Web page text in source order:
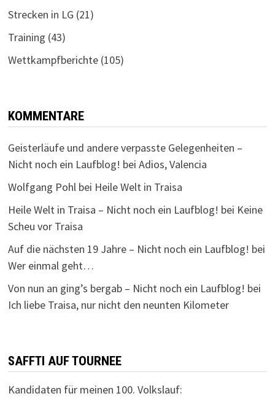
Strecken in LG (21)
Training (43)
Wettkampfberichte(105)
KOMMENTARE
Geisterläufe und andere verpasste Gelegenheiten –
Nicht noch ein Laufblog! bei Adios, Valencia
Wolfgang Pohlbei Heile Welt in Traisa
Heile Welt in Traisa – Nicht noch ein Laufblog! bei Keine
Scheu vor Traisa
Auf die nächsten 19 Jahre – Nicht noch ein Laufblog! bei
Wer einmal geht…
Von nun an ging’s bergab – Nicht noch ein Laufblog! bei
Ich liebe Traisa, nur nicht den neunten Kilometer
SAFFTI AUF TOURNEE
Kandidaten für meinen 100. Volkslauf: